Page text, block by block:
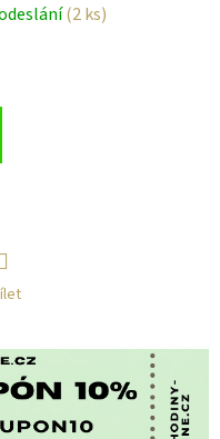
(2 ks)